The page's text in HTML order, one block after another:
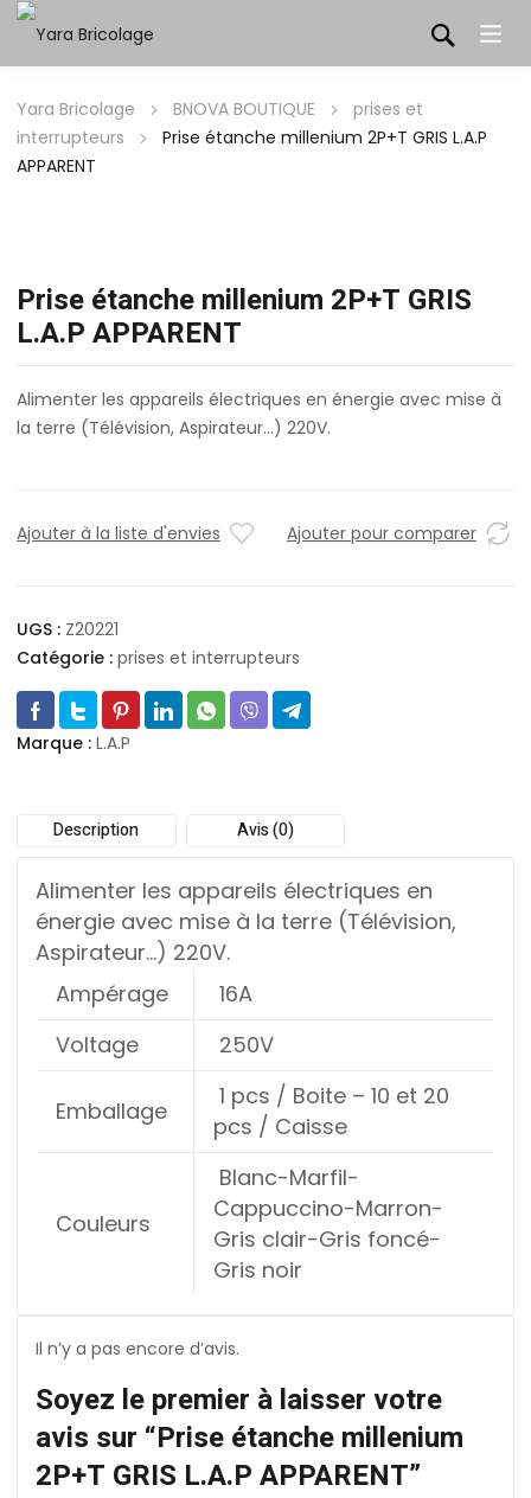
Yara Bricolage BNOVA BOUTIQUE
prises et
interrupteurs
Prise étanche millenium 2P+T GRIS L.A.P
APPARENT
Prise étanche millenium 2P+T GRIS
L.A.P APPARENT
Alimenter les appareils électriques en énergie avec mise à
la terre (Télévision, Aspirateur…) 220V.
Ajouter à la liste d'envies Ajouter pour comparer
UGS : Z20221
Catégorie : prises et interrupteurs
Marque : L.A.P
Description Avis (0)
Alimenter les appareils électriques en
énergie avec mise à la terre (Télévision,
Aspirateur…) 220V.
Ampérage
16A
Voltage
250V
Emballage
1 pcs / Boite – 10 et 20
pcs / Caisse
Couleurs
Blanc-Marfil-
Cappuccino-Marron-
Gris clair-Gris foncé-
Gris noir
Il n’y a pas encore d’avis.
Soyez le premier à laisser votre
avis sur “Prise étanche millenium
2P+T GRIS L.A.P APPARENT”